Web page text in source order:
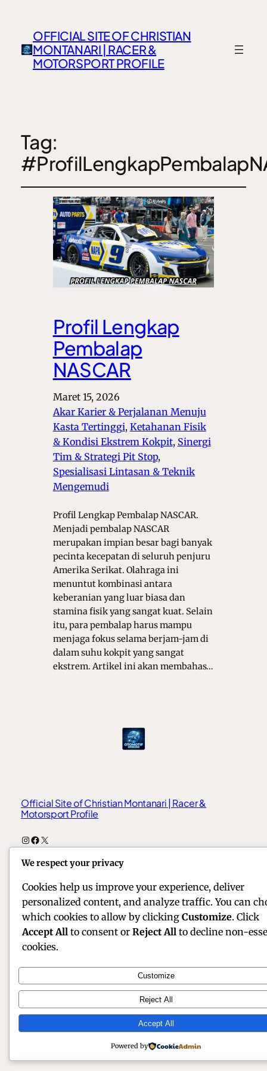
OFFICIAL SITE OF CHRISTIAN
MONTANARI | RACER &
MOTORSPORT PROFILE
Tag:
Profil Lengkap
Pembalap
NASCAR
Maret 15, 2026
Akar Karier & Perjalanan Menuju
Kasta Tertinggi, Ketahanan Fisik
& Kondisi Ekstrem Kokpit, Sinergi
Tim & Strategi Pit Stop ,
Spesialisasi Lintasan & Teknik
Mengemudi
Profil Lengkap Pembalap NASCAR.
Menjadi pembalap NASCAR
merupakan impian besar bagi banyak
pecinta kecepatan di seluruh penjuru
Amerika Serikat. Olahraga ini
menuntut kombinasi antara
keberanian yang luar biasa dan
stamina fisik yang sangat kuat. Selain
itu, para pembalap harus mampu
menjaga fokus selama berjam-jam di
dalam suhu kokpit yang sangat
ekstrem. Artikel ini akan membahas…
Official Site of Christian Montanari | Racer &
Motorsport Profile
Instagram
Facebook
X
We respect your privacy
Cookies help us improve your experience, deliver
personalized content, and analyze traffic. You can
which cookies to allow by clicking Customize. Click
Accept All to consent or Reject All to decline non-
cookies.
Customize
Reject All
Accept All
Powered by